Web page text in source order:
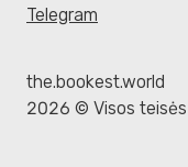
Telegram
the.bookest.world
2026 © Visos